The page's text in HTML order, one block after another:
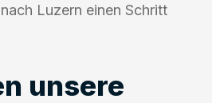
Luzern einen Schritt
unsere